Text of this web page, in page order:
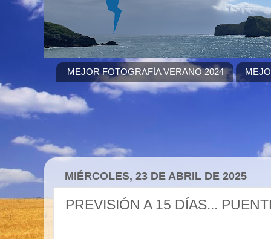
MEJOR FOTOGRAFÍA VERANO 2024
MIÉRCOLES, 23 DE ABRIL DE 2025
PREVISIÓN A 15 DÍAS...